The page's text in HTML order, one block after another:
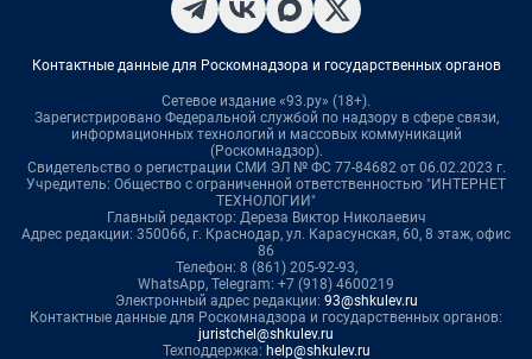
Контактные данные для Роскомнадзора и государственных органов
Сетевое издание «93.ру» (18+).
Зарегистрировано Федеральной службой по надзору в сфере связи,
информационных технологий и массовых коммуникаций
(Роскомнадзор).
Свидетельство о регистрации СМИ ЭЛ № ФС 77-84682 от 06.02.2023 г.
Учредитель: Общество с ограниченной ответственностью "ИНТЕРНЕТ
ТЕХНОЛОГИИ"
Главный редактор: Дереза Виктор Николаевич
Адрес редакции: 350066, г. Краснодар, ул. Карасунская, 60, 8 этаж, офис
86
Телефон: 8 (861) 205-92-93,
WhatsApp, Telegram: +7 (918) 4600219
Электронный адрес редакции: 93@shkulev.ru
Контактные данные для Роскомнадзора и государственных органов:
juristchel@shkulev.ru
Техподдержка: help@shkulev.ru